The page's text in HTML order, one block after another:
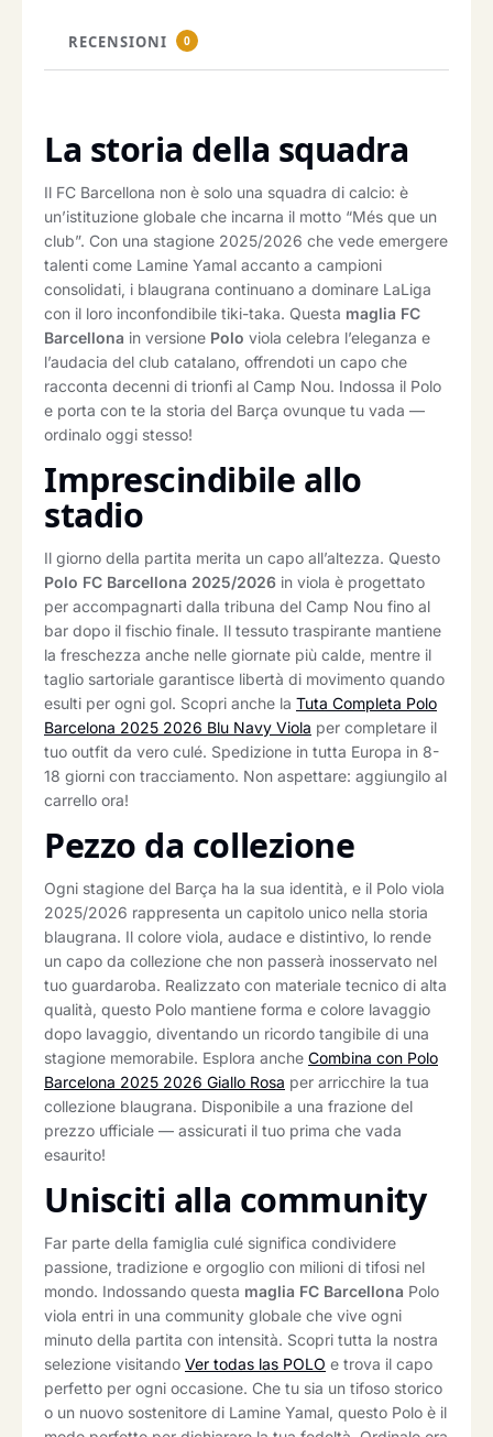
RECENSIONI 0
La storia della squadra
Il FC Barcellona non è solo una squadra di calcio: è
un’istituzione globale che incarna il motto “Més que un
club”. Con una stagione 2025/2026 che vede emergere
talenti come Lamine Yamal accanto a campioni
consolidati, i blaugrana continuano a dominare LaLiga
con il loro inconfondibile tiki-taka. Questa maglia FC
Barcellona in versione Polo viola celebra l’eleganza e
l’audacia del club catalano, offrendoti un capo che
racconta decenni di trionfi al Camp Nou. Indossa il Polo
e porta con te la storia del Barça ovunque tu vada —
ordinalo oggi stesso!
Imprescindibile allo
stadio
Il giorno della partita merita un capo all’altezza. Questo
Polo FC Barcellona 2025/2026 in viola è progettato
per accompagnarti dalla tribuna del Camp Nou fino al
bar dopo il fischio finale. Il tessuto traspirante mantiene
la freschezza anche nelle giornate più calde, mentre il
taglio sartoriale garantisce libertà di movimento quando
esulti per ogni gol. Scopri anche la Tuta Completa Polo
Barcelona 2025 2026 Blu Navy Viola per completare il
tuo outfit da vero culé. Spedizione in tutta Europa in 8-
18 giorni con tracciamento. Non aspettare: aggiungilo al
carrello ora!
Pezzo da collezione
Ogni stagione del Barça ha la sua identità, e il Polo viola
2025/2026 rappresenta un capitolo unico nella storia
blaugrana. Il colore viola, audace e distintivo, lo rende
un capo da collezione che non passerà inosservato nel
tuo guardaroba. Realizzato con materiale tecnico di alta
qualità, questo Polo mantiene forma e colore lavaggio
dopo lavaggio, diventando un ricordo tangibile di una
stagione memorabile. Esplora anche Combina con Polo
Barcelona 2025 2026 Giallo Rosa per arricchire la tua
collezione blaugrana. Disponibile a una frazione del
prezzo ufficiale — assicurati il tuo prima che vada
esaurito!
Unisciti alla community
Far parte della famiglia culé significa condividere
passione, tradizione e orgoglio con milioni di tifosi nel
mondo. Indossando questa maglia FC Barcellona Polo
viola entri in una community globale che vive ogni
minuto della partita con intensità. Scopri tutta la nostra
selezione visitando Ver todas las POLO e trova il capo
perfetto per ogni occasione. Che tu sia un tifoso storico
o un nuovo sostenitore di Lamine Yamal, questo Polo è il